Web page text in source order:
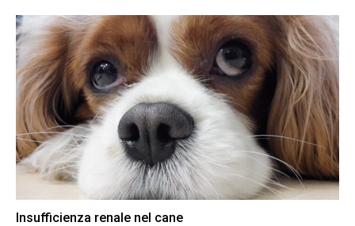
Insufficienza renale nel cane